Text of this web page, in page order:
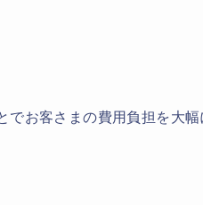
でお客さまの費用負担を大幅